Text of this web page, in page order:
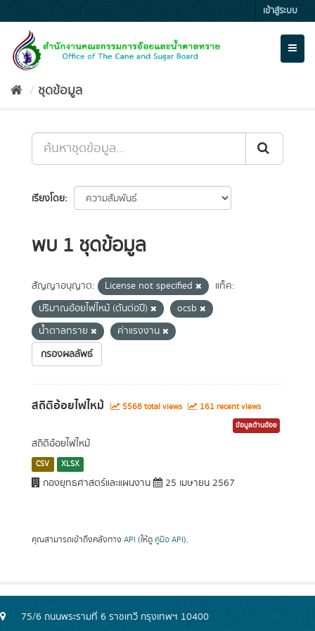
to
content
เข้าสู่ระบบ
ชุดข้อมูล
เรียงโดย
พบ 1 ชุดข้อมูล
สัญญาอนุญาต: License not specified
แท็ค:
ปริมาณอ้อยไฟไหม้ (ตันต่อปี)
ocsb
น้ำตาลทราย
ค่าแรงงาน
กรองผลลัพธ์
สถิติอ้อยไฟไหม้ 5568 total views 161 recent views
ข้อมูลด้านอ้อย
สถิติอ้อยไฟไหม้
CSV XLSX
กองยุทธศาสตร์และแผนงาน 25 เมษายน 2567
คุณสามารถเข้าถึงคลังทาง API (ให้ดู คู่มือ API).
75/6 ถนนพระรามที่ 6 ราชเทวี กรุงเทพฯ 10400